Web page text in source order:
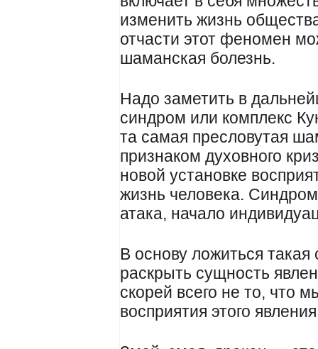
изменить жизнь
отчасти этот феномен
шаманская болезнь.
Надо заметить в
синдром или комплекс
та самая пресловутая
признаком духовного
новой установке
жизнь человека.
атака, начало
В основу ложиться такая
раскрыть сущность
скорей всего не то, что
восприятия этого